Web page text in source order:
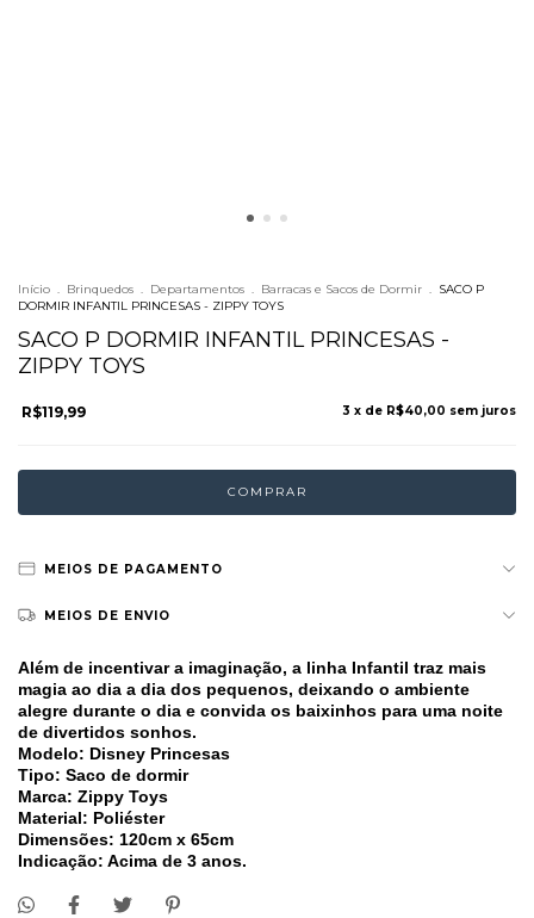
Início . Brinquedos . Departamentos . Barracas e Sacos de Dormir . SACO P
DORMIR INFANTIL PRINCESAS - ZIPPY TOYS
SACO P DORMIR INFANTIL PRINCESAS -
ZIPPY TOYS
R$119,99 3 x de R$40,00 sem juros
MEIOS DE PAGAMENTO
MEIOS DE ENVIO
Além de incentivar a imaginação, a linha Infantil traz mais
magia ao dia a dia dos pequenos, deixando o ambiente
alegre durante o dia e convida os baixinhos para uma noite
de divertidos sonhos.
Modelo: Disney Princesas
Tipo: Saco de dormir
Marca: Zippy Toys
Material: Poliéster
Dimensões: 120cm x 65cm
Indicação: Acima de 3 anos.